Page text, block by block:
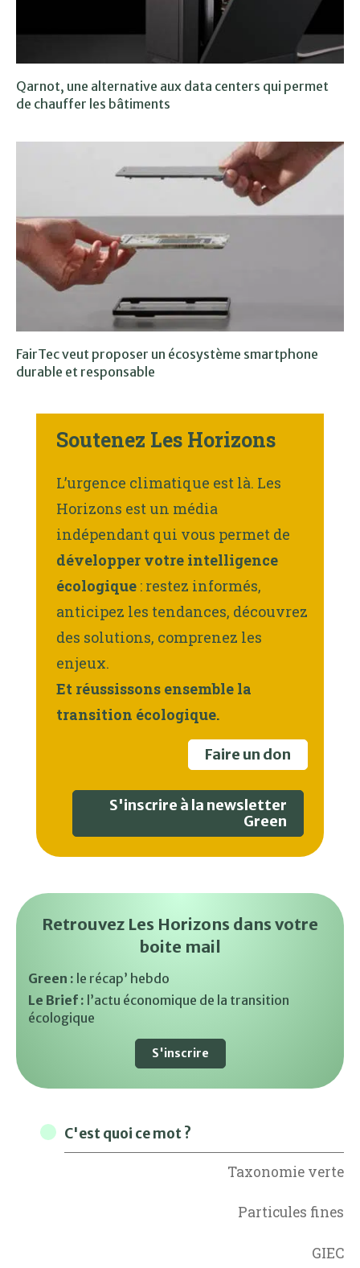
Qarnot, une alternative aux data centers qui permet
de chauffer les bâtiments
FairTec veut proposer un écosystème smartphone
durable et responsable
Soutenez Les Horizons
L’urgence climatique est là. Les
Horizons est un média
indépendant qui vous permet de
développer votre intelligence
écologique : restez informés,
anticipez les tendances, découvrez
des solutions, comprenez les
enjeux.
Et réussissons ensemble la
transition écologique.
Faire un don
S'inscrire à la newsletter
Green
Retrouvez Les Horizons dans votre
boite mail
Green : le récap’ hebdo
Le Brief : l’actu économique de la transition
écologique
S'inscrire
C'est quoi ce mot ?
Taxonomie verte
Particules fines
GIEC